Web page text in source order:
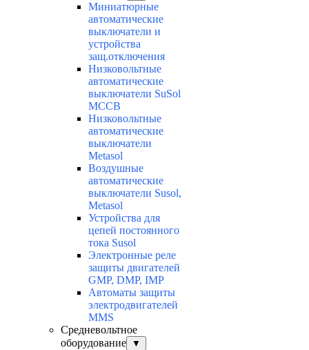
Миниатюрные
автоматические
выключатели и
устройства
защ.отключения
Низковольтные
автоматические
выключатели SuSol
MCCB
Низковольтные
автоматические
выключатели
Metasol
Воздушные
автоматические
выключатели Susol,
Metasol
Устройства для
цепей постоянного
тока Susol
Электронные реле
защиты двигателей
GMP, DMP, IMP
Автоматы защиты
электродвигателей
MMS
Средневольтное
оборудование
▼